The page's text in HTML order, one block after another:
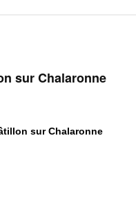
sur Chalaronne
sur Chalaronne